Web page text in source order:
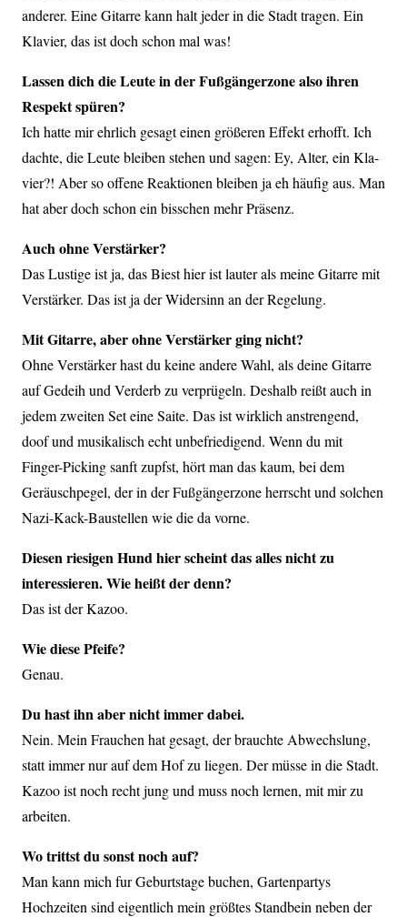
anderer. Eine Gitarre kann halt jeder in die Stadt tragen. Ein
Klavier, das ist doch schon mal was!
Lassen dich die Leute in der Fußgängerzone also ihren
Respekt spüren?
Ich hatte mir ehrlich gesagt einen größeren Effekt erhofft. Ich
dachte, die Leute bleiben stehen und sagen: Ey, Alter, ein Kla-
vier?! Aber so offene Reaktionen bleiben ja eh häufig aus. Man
hat aber doch schon ein bisschen mehr Präsenz.
Auch ohne Verstärker?
Das Lustige ist ja, das Biest hier ist lauter als meine Gitarre mit
Verstärker. Das ist ja der Widersinn an der Regelung.
Mit Gitarre, aber ohne Verstärker ging nicht?
Ohne Verstärker hast du keine andere Wahl, als deine Gitarre
auf Gedeih und Verderb zu verprügeln. Deshalb reißt auch in
jedem zweiten Set eine Saite. Das ist wirklich anstrengend,
doof und musikalisch echt unbefriedigend. Wenn du mit
Finger-Picking sanft zupfst, hört man das kaum, bei dem
Geräuschpegel, der in der Fußgängerzone herrscht und solchen
Nazi-Kack-Baustellen wie die da vorne.
Diesen riesigen Hund hier scheint das alles nicht zu
interessieren. Wie heißt der denn?
Das ist der Kazoo.
Wie diese Pfeife?
Genau.
Du hast ihn aber nicht immer dabei.
Nein. Mein Frauchen hat gesagt, der brauchte Abwechslung,
statt immer nur auf dem Hof zu liegen. Der müsse in die Stadt.
Kazoo ist noch recht jung und muss noch lernen, mit mir zu
arbeiten.
Wo trittst du sonst noch auf?
Man kann mich fur Geburtstage buchen, Gartenpartys
Hochzeiten sind eigentlich mein größtes Standbein neben der